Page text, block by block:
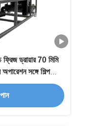
ড্রায়ার 70 মিমি
সঙ্গে শিল্প
জন্য